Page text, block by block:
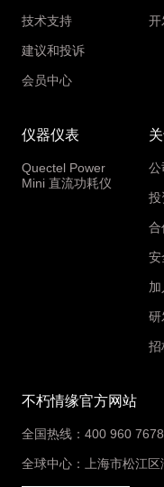
技术支持
建议和投诉
会员中心
开
仪器仪表
Quectel Power
Mini 直流功耗仪
公
投
合
安
研
招
不朽情缘官方网站
全国热线：400 960 7678
全球中心：上海市松